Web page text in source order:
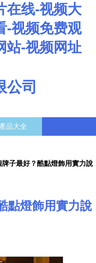
在线-视频大
-视频免费观
站-视频网址
公司
產品大全
牌子最好？酷點燈飾用實力說
點燈飾用實力說